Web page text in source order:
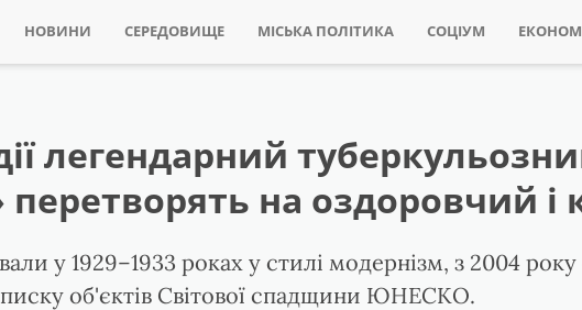
НОВИНИ СЕРЕДОВИЩЕ МІСЬКА ПОЛІТИКА СОЦІУМ
легендарний
на оздоровчий і
у 1929–1933 роках у стилі модернізм, з 2004
об'єктів Світової спадщини ЮНЕСКО.